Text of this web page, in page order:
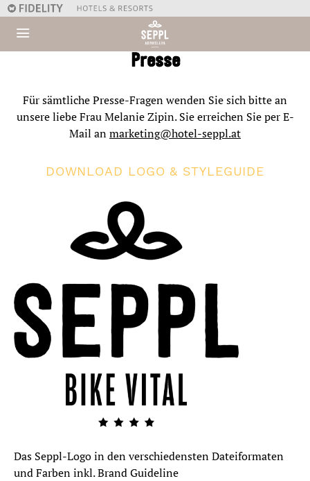
Presse
Für sämtliche Presse-Fragen wenden Sie sich bitte an
unsere liebe Frau Melanie Zipin. Sie erreichen Sie per E-
Mail anmarketing@hotel-seppl.at
DOWNLOAD LOGO & STYLEGUIDE
Das Seppl-Logo in den verschiedensten Dateiformaten
und Farben inkl. Brand Guideline